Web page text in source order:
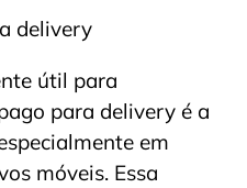
útil para
para delivery é a
em
móveis. Essa